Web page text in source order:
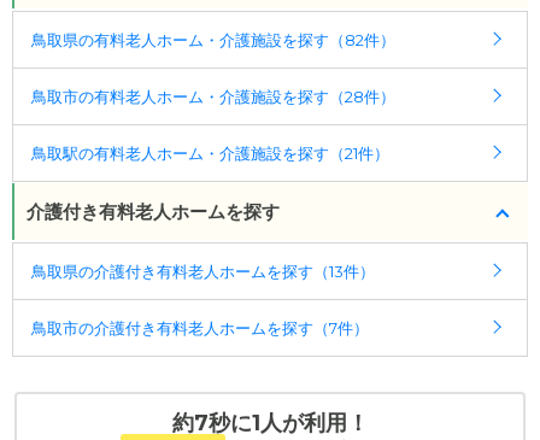
す。詳しくはこちら。
・経験豊富な入居相談員が完全無料で施設探しをサ
入居相談： 0120-579-721 （無料）
受付時間：10：00～19：00
・全国10000件の介護施設情報を掲載
幅広い選択肢の中から、条件にあった施設を選ぶ
ことができます。
・こだわりの条件や医療体制から施設を探せる
「夫婦入居可」の施設、「看取り可」の施設など、
鳥取県の有料老人ホーム・介護施設を探す（82件）
鳥取市の有料老人ホーム・介護施設を探す（28件）
鳥取駅の有料老人ホーム・介護施設を探す（21件）
介護付き有料老人ホームを探す
鳥取県の介護付き有料老人ホームを探す（13件）
鳥取市の介護付き有料老人ホームを探す（7件）
約7秒に1人が利用！